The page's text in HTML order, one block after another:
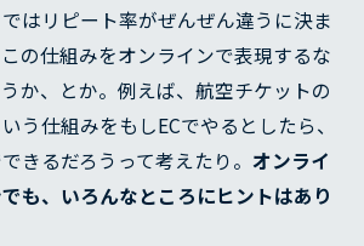
はリピート率がぜんぜん違うに決ま
の仕組みをオンラインで表現するな
か、とか。例えば、航空チケットの
う仕組みをもしECでやるとしたら、
きるだろうって考えたり。オンライ
も、いろんなところにヒントはあり